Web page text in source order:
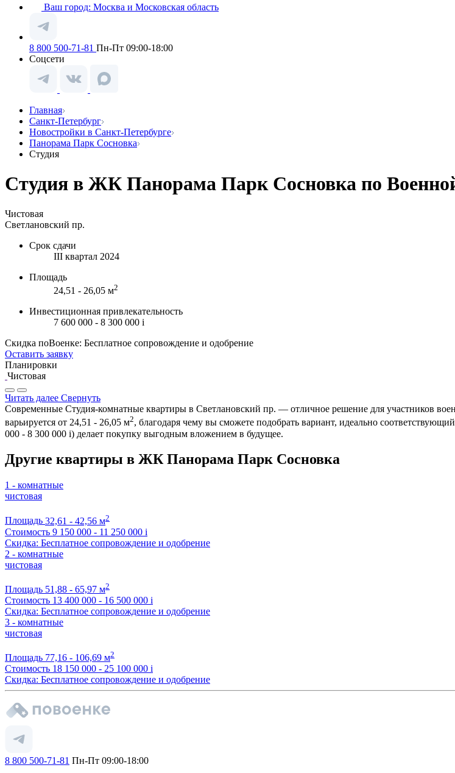
Ваш город: Москва и Московская область
8 800 500-71-81 Пн-Пт 09:00-18:00
Соцсети
Главная
Санкт-Петербург
Новостройки в Санкт-Петербурге
Панорама Парк Сосновка
Студия
Студия в ЖК Панорама Парк Сосновка по
Чистовая
Светлановский пр.
Срок сдачи
III квартал 2024
Площадь
24,51 - 26,05 м2
Инвестиционная привлекательность
7 600 000 - 8 300 000 i
Скидка поВоенке: Бесплатное сопровождение и одобрение
Оставить заявку
Планировки
Чистовая
Читать далее Свернуть
Современные Студия-комнатные квартиры в Светлановский пр. — отличное решение для участников
варьируется от 24,51 - 26,05 м2, благодаря чему вы сможете подобрать вариант, идеально
000 - 8 300 000 i) делает покупку выгодным вложением в будущее.
Другие квартиры в ЖК Панорама Парк Сосновка
1 - комнатные
чистовая
Площадь 32,61 - 42,56 м2
Стоимость 9 150 000 - 11 250 000 i
Скидка: Бесплатное сопровождение и одобрение
2 - комнатные
чистовая
Площадь 51,88 - 65,97 м2
Стоимость 13 400 000 - 16 500 000 i
Скидка: Бесплатное сопровождение и одобрение
3 - комнатные
чистовая
Площадь 77,16 - 106,69 м2
Стоимость 18 150 000 - 25 100 000 i
Скидка: Бесплатное сопровождение и одобрение
8 800 500-71-81 Пн-Пт 09:00-18:00